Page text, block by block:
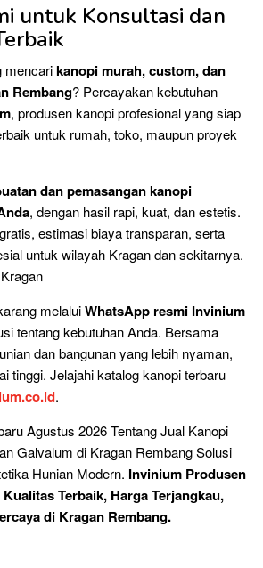
untuk Konsultasi dan
mencarikanopi murah, custom, dan
Rembang? Percayakan kebutuhan
, produsen kanopi profesional yang siap
untuk rumah, toko, maupun proyek
dan pemasangan kanopi
, dengan hasil rapi, kuat, dan estetis.
estimasi biaya transparan, serta
untuk wilayah Kragan dan sekitarnya.
melaluiWhatsApp resmi Invinium
tentang kebutuhan Anda. Bersama
dan bangunan yang lebih nyaman,
tinggi. Jelajahi katalog kanopi terbaru
.
Agustus 2026 Tentang Jual Kanopi
Galvalum di Kragan Rembang Solusi
Hunian Modern. Invinium Produsen
Terbaik, Harga Terjangkau,
di Kragan Rembang.